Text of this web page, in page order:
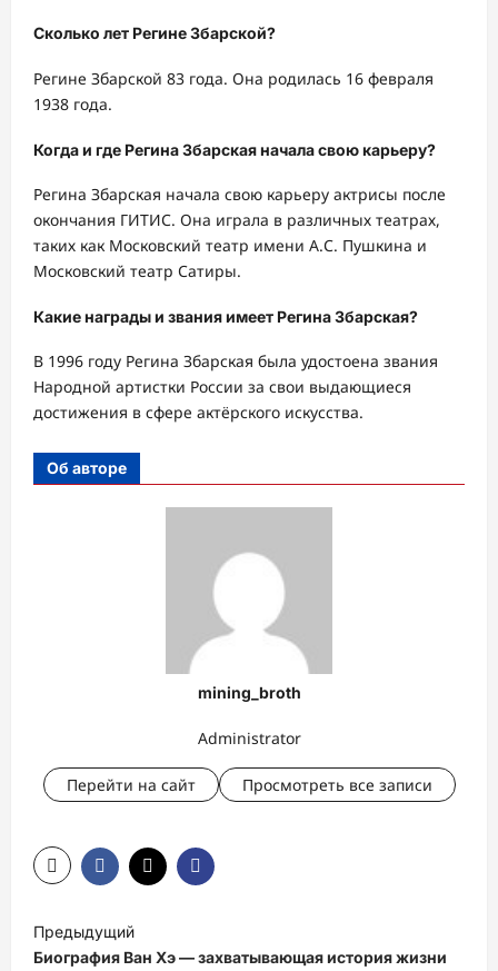
Сколько лет Регине Збарской?
Регине Збарской 83 года. Она родилась 16 февраля
1938 года.
Когда и где Регина Збарская начала свою карьеру?
Регина Збарская начала свою карьеру актрисы после
окончания ГИТИС. Она играла в различных театрах,
таких как Московский театр имени А.С. Пушкина и
Московский театр Сатиры.
Какие награды и звания имеет Регина Збарская?
В 1996 году Регина Збарская была удостоена звания
Народной артистки России за свои выдающиеся
достижения в сфере актёрского искусства.
Об авторе
mining_broth
Administrator
Перейти на сайт Просмотреть все записи
а
Предыдущий
Биография Ван Хэ — захватывающая история жизни